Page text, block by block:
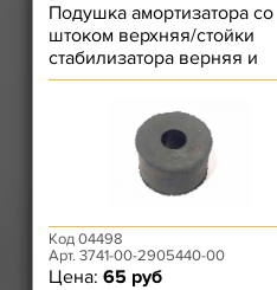
Подушка амортизатора со
штоком верхняя/стойки
стабилизатора верняя и
нижняя Patriot Резиновая
Код 04498
Арт. 3741-00-2905440-00
Цена: 65 руб